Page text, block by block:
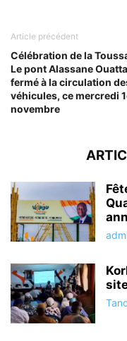
Article précédent
Célébration de la
Le pont Alassane
fermé à la circulation
véhicules, ce mercredi
novembre